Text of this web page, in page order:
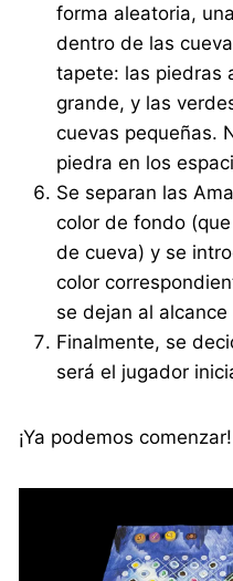
forma aleatoria,
dentro de las
tapete: las piedras
grande, y las
cuevas pequeñas.
piedra en los
Se separan las
color de fondo
de cueva) y se
color
se dejan al
Finalmente, se
será el jugador
¡Ya podemos comenzar!